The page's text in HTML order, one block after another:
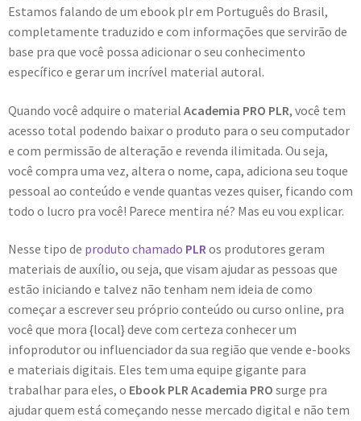
Estamos falando de um ebook plr em Português do Brasil,
completamente traduzido e com informações que servirão de
base pra que você possa adicionar o seu conhecimento
específico e gerar um incrível material autoral.
Quando você adquire o material Academia PRO PLR, você tem
acesso total podendo baixar o produto para o seu computador
e com permissão de alteração e revenda ilimitada. Ou seja,
você compra uma vez, altera o nome, capa, adiciona seu toque
pessoal ao conteúdo e vende quantas vezes quiser, ficando com
todo o lucro pra você! Parece mentira né? Mas eu vou explicar.
Nesse tipo de produto chamado PLRos produtores geram
materiais de auxílio, ou seja, que visam ajudar as pessoas que
estão iniciando e talvez não tenham nem ideia de como
começar a escrever seu próprio conteúdo ou curso online, pra
você que mora {local} deve com certeza conhecer um
infoprodutor ou influenciador da sua região que vende e-books
e materiais digitais. Eles tem uma equipe gigante para
trabalhar para eles, o Ebook PLR Academia PRO surge pra
ajudar quem está começando nesse mercado digital e não tem